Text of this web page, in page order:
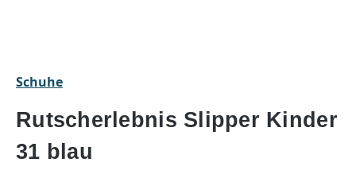
Schuhe
Rutscherlebnis Slipper Kinder
31 blau